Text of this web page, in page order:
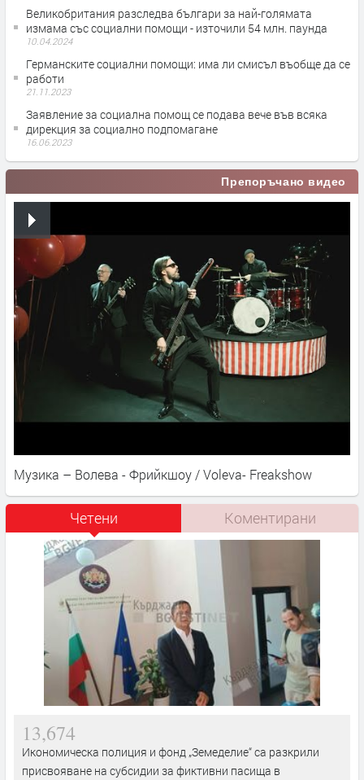
Великобритания разследва българи за най-голямата
измама със социални помощи - източили 54 млн. паунда
10.04.2024
Германските социални помощи: има ли смисъл въобще да се
работи
21.11.2023
Заявление за социална помощ се подава вече във всяка
дирекция за социално подпомагане
16.06.2023
Препоръчано видео
Музика – Волева - Фрийкшоу / Voleva- Freakshow
Четени Коментирани
13,674
Икономическа полиция и фонд „Земеделие“ са разкрили
присвояване на субсидии за фиктивни пасища в